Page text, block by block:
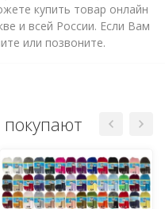
купить товар онлайн
и всей России. Если Вам
или позвоните.